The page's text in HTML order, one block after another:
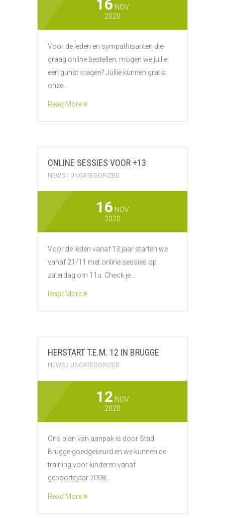
16 NOV
2020
Voor de leden en sympathisanten die
graag online bestellen, mogen we jullie
een gunst vragen? Jullie kunnen gratis
onze...
Read More
ONLINE SESSIES VOOR +13
NEWS / UNCATEGORIZED
16 NOV
2020
Voor de leden vanaf 13 jaar starten we
vanaf 21/11 met online sessies op
zaterdag om 11u. Check je...
Read More
HERSTART T.E.M. 12 IN BRUGGE
NEWS / UNCATEGORIZED
12 NOV
2020
Ons plan van aanpak is door Stad
Brugge goedgekeurd en we kunnen de
training voor kinderen vanaf
geboortejaar 2008...
Read More